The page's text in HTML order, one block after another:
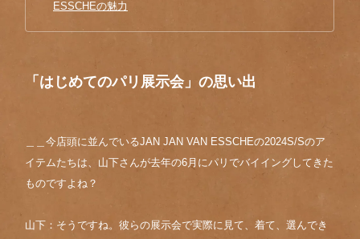
ESSCHEの魅力
「はじめてのパリ展示会」の思い出
＿＿今店頭に並んでいるJAN JAN VAN ESSCHEの2024S/Sのア
イテムたちは、山下さんが去年の6月にパリでバイイングしてきた
ものですよね？
山下：そうですね。彼らの展示会で実際に見て、着て、選んでき